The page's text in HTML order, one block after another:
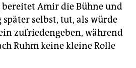
Amir die Bühne und
selbst, tut, als würde
zufriedengeben, während
Ruhm keine kleine Rolle